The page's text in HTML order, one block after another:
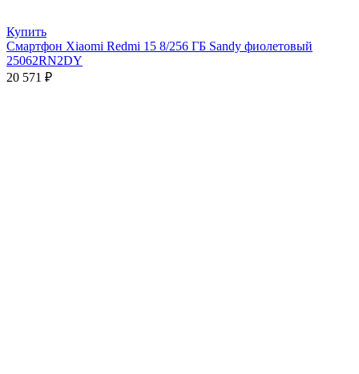
Купить
Смартфон Xiaomi Redmi 15 8/256 ГБ Sandy фиолетовый
25062RN2DY
20 571 ₽